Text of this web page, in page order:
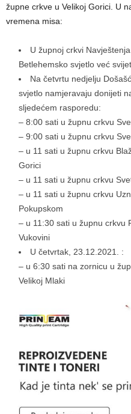
župne crkve u Velikoj Gorici. U
vremena misa:
U župnoj crkvi
Betlehemsko svjetlo već
Na četvrtu nedjelju
svjetlo namjeravaju donijeti
sljedećem rasporedu:
– 8:00 sati u župnu crkvu
– 9:00 sati u župnu crkvu
– u 11 sati u župnu crkvu
Gorici
– u 11 sati u župnu crkvu
– u 11 sati u župnu crkvu
Pokupskom
– u 11:30 sati u župnu crkvu
Vukovini
U četvrtak, 23.12.2021. :
– u 6:30 sati na zornicu u
Velikoj Mlaki